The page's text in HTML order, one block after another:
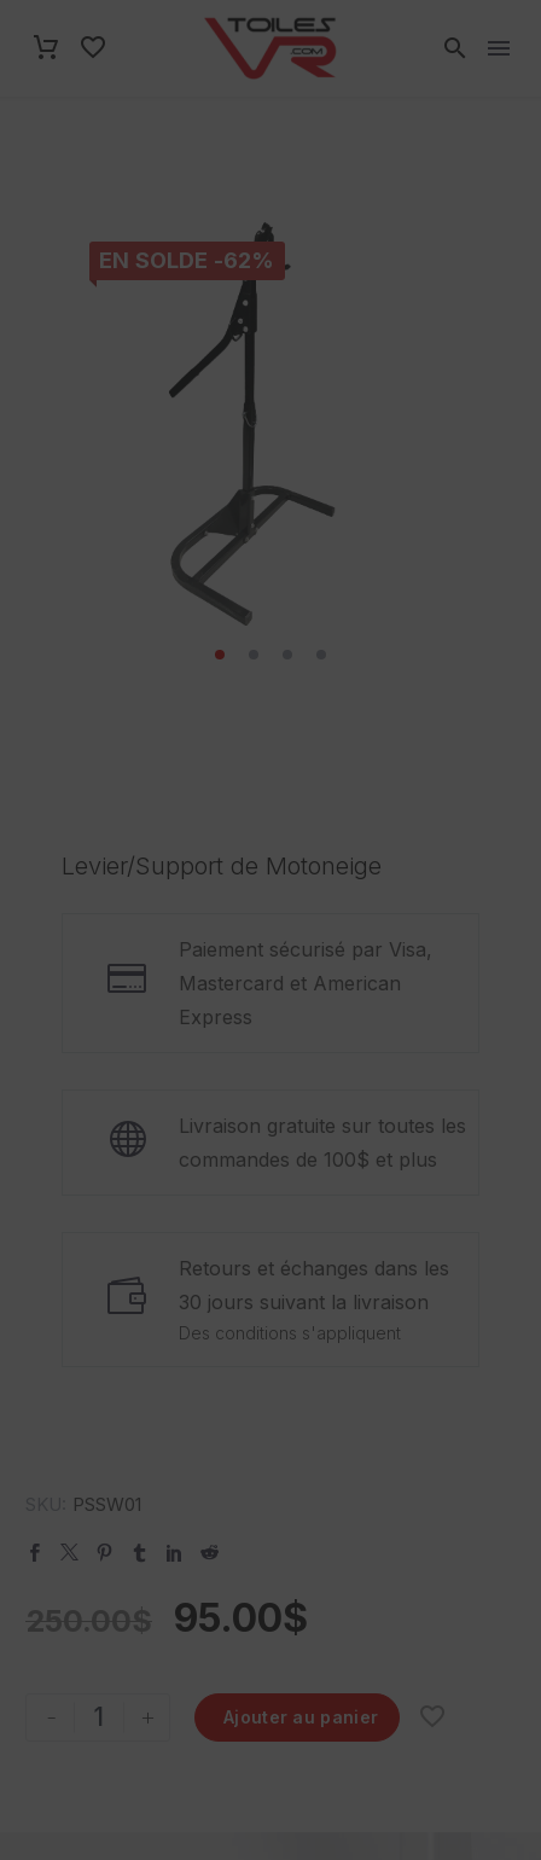
EN SOLDE -62%
Levier/Support de Motoneige
Paiement sécurisé par Visa,
Mastercard et American
Express
Livraison gratuite sur toutes les
commandes de 100$ et plus
Retours et échanges dans les
30 jours suivant la livraison
Des conditions s'appliquent
PSSW01
250.00$ 95.00$
- + Ajouter au panier